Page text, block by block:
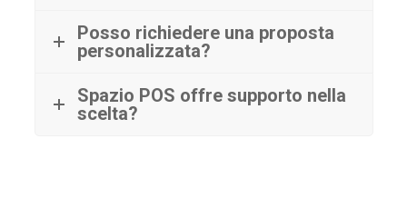
Posso richiedere una proposta
personalizzata?
Spazio POS offre supporto nella
scelta?